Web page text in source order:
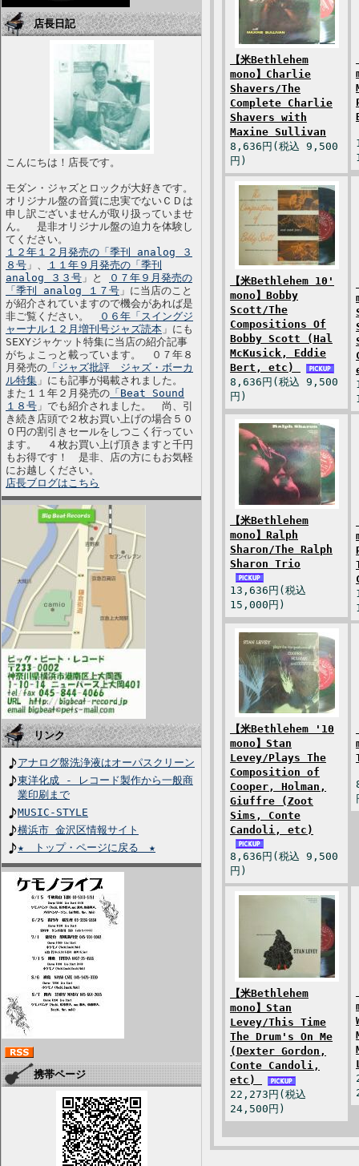
店長日記
こんにちは！店長です。
モダン・ジャズとロックが大好きです。
オリジナル盤の音質に忠実でないＣＤは
申し訳ございませんが取り扱っていませ
ん。 是非オリジナル盤の迫力を体験し
てください。
１２年１２月発売の「季刊 analog ３
８号 」、
１１年９月発売の「季刊
analog ３３号 」と
０７年９月発売の
「季刊 analog １７号 」に当店のこと
が紹介されていますので機会があれば是
非ご覧ください。
０６年「スイングジ
ャーナル１２月増刊号ジャズ読本 」にも
SEXYジャケット特集に当店の紹介記事
がちょこっと載っています。 ０７年８
月発売の 「ジャズ批評 ジャズ・ボーカ
ル特集 」にも記事が掲載されました。
また１１年２月発売の 「Beat Sound
１８号 」でも紹介されました。 尚、引
き続き店頭で２枚お買い上げの場合５０
０円の割引きセールをしつこく行ってい
ます。 ４枚お買い上げ頂きますと千円
もお得です！ 是非、店の方にもお気軽
にお越しください。
店長ブログはこちら
リンク
アナログ盤洗浄液はオーパスクリーン
東洋化成 - レコード製作から一般商
業印刷まで
MUSIC-STYLE
横浜市 金沢区情報サイト
★ トップ・ページに戻る ★
携帯ページ
【米Bethlehem
mono】Charlie
Shavers/The
Complete Charlie
Shavers with
Maxine Sullivan
8,636円(税込 9,500
円)
【米Bethlehem 10'
mono】Bobby
Scott/The
Compositions Of
Bobby Scott (Hal
McKusick, Eddie
Bert, etc)
8,636円(税込 9,500
円)
【米Bethlehem
mono】Ralph
Sharon/The Ralph
Sharon Trio
13,636円(税込
15,000円)
【米Bethlehem '10
mono】Stan
Levey/Plays The
Composition of
Cooper, Holman,
Giuffre (Zoot
Sims, Conte
Candoli, etc)
8,636円(税込 9,500
円)
【米Bethlehem
mono】Stan
Levey/This Time
The Drum's On Me
(Dexter Gordon,
Conte Candoli,
etc)
22,273円(税込
24,500円)